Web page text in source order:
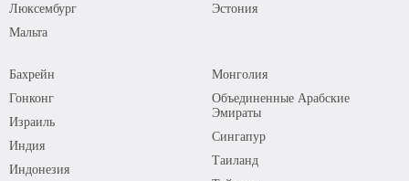
Люксембург
Мальта
Эстония
Бахрейн
Гонконг
Израиль
Индия
Индонезия
Монголия
Объединенные Арабские
Эмираты
Сингапур
Таиланд